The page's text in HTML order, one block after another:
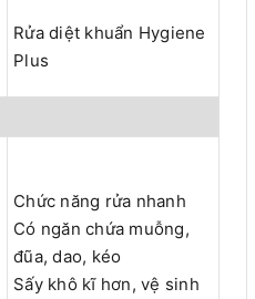
Rửa diệt khuẩn Hygiene
Plus
Chức năng rửa nhanh
Có ngăn chứa muỗng,
đũa, dao, kéo
Sấy khô kĩ hơn, vệ sinh